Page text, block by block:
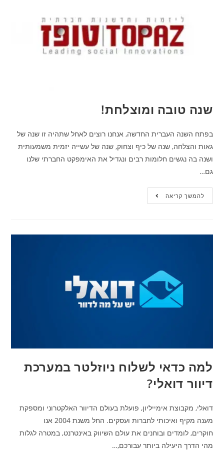
שנה טובה ומוצלחת!
בפתח השנה העברית החדשה, אנחנו רוצים לאחל שתהיה זו שנה של
גאות והצלחה, שנה של כיף וצחוק, שנה של עשייה יזמית משמעותית
ושנה בה נגשים חלומות רבים ונגדיל את האימפקט החברתי שלנו
גם…
להמשך קריאה
למה כדאי לשלוח ניוזלטר במערכת
דיוור דואלי?
דואלי, מקבוצת אימייליון, פועלת בעולם הדיוור האלקטרוני ומספקת
מענה מקיף ואיכותי לחברות ועסקים. החל משנת 2004 אנו
חוקרים, לומדים ובוחנים את עולם השיווק באינטרנט, במטרה לגלות
מהי הדרך היעילה ביותר עבורכם,…